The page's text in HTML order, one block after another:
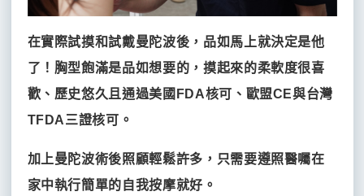
在實際試摸和試戴曼陀波後，品如馬上就決定是他
了！胸型飽滿是品如想要的，摸起來的柔軟度很喜
歡、歷史悠久且通過美國FDA核可、歐盟CE與台灣
TFDA三證核可。
加上曼陀波術後照顧輕鬆許多，只需要遵照醫囑在
家中執行簡單的自我按摩就好。